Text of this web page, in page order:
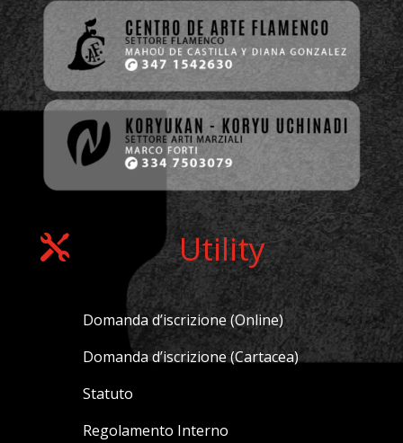
 Utility
Domanda d’iscrizione (Online)
Domanda d’iscrizione (Cartacea)
Statuto
Regolamento Interno